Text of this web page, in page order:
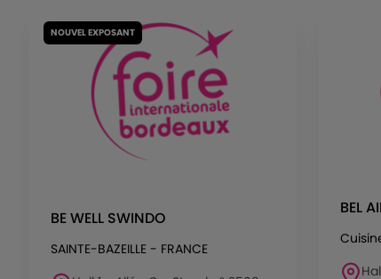
NOUVEL EXPOSANT
BE WELL SWINDO
SAINTE-BAZEILLE - FRANCE
BEL